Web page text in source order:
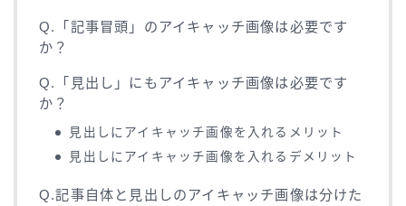
Q.「記事冒頭」のアイキャッチ画像は必要です
か？
Q.「見出し」にもアイキャッチ画像は必要です
か？
見出しにアイキャッチ画像を入れるメリット
見出しにアイキャッチ画像を入れるデメリット
Q.記事自体と見出しのアイキャッチ画像は分けた